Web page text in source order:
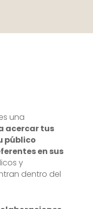
una
acercar tus
público
en sus
y
dentro del